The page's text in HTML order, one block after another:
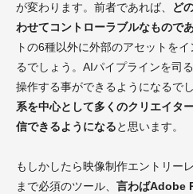
が変わります。前者であれば、
ど
わせてコントローラブルなもので
トの6種以外に外部のアセットを
るでしょう。AIパイプラインを司
操作する事ができるようになるで
系を中心として多くのクリエイタ
信できるようになると思います。
もしかしたら映像制作エントリー
まで必須のツール、 言わばAdobe